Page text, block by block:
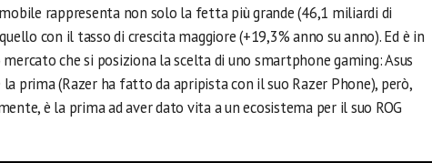
rappresenta non solo la fetta più grande (46,1 miliardi di
con il tasso di crescita maggiore (+19,3% anno su anno). Ed è in
che si posiziona la scelta di uno smartphone gaming: Asus
prima (Razer ha fatto da apripista con il suo Razer Phone), però,
è la prima ad aver dato vita a un ecosistema per il suo ROG